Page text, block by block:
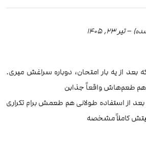
–تیر 23, 1405
بعد از یه بار امتحان، دوباره سراغش میری.
طعم‌هاش واقعاً جذابن
از استفاده طولانی هم طعمش برام تکراری
کاملاً مشخصه